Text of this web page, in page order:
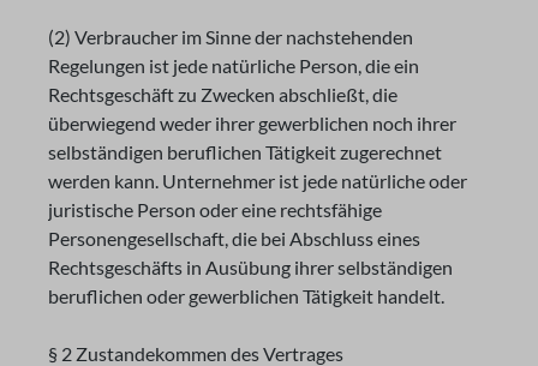
(2) Verbraucher im Sinne der nachstehenden
Regelungen ist jede natürliche Person, die ein
Rechtsgeschäft zu Zwecken abschließt, die
überwiegend weder ihrer gewerblichen noch ihrer
selbständigen beruflichen Tätigkeit zugerechnet
werden kann. Unternehmer ist jede natürliche oder
juristische Person oder eine rechtsfähige
Personengesellschaft, die bei Abschluss eines
Rechtsgeschäfts in Ausübung ihrer selbständigen
beruflichen oder gewerblichen Tätigkeit handelt.
§ 2 Zustandekommen des Vertrages